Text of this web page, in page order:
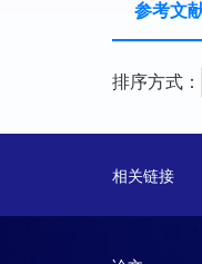
参考文
排序方式：
相关链接